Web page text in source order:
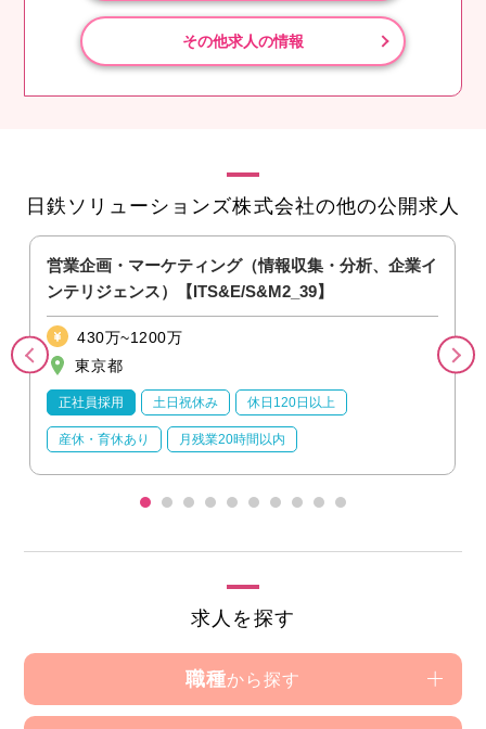
その他求人の情報
日鉄ソリューションズ株式会社の他の公開求人
営業企画・マーケティング（情報収集・分析、企業イ
ンテリジェンス）【ITS&E/S&M2_39】
430万~1200万
東京都
正社員採用 土日祝休み 休日120日以上
産休・育休あり 月残業20時間以内
求人を探す
職種から探す